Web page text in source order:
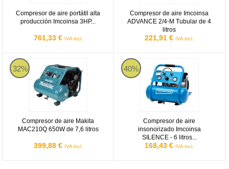
Compresor de aire portátil alta
producción Imcoinsa 3HP...
761,33 € IVA incl.
Compresor de aire Imcoinsa
ADVANCE 2/4-M Tubular de 4
litros
221,91 € IVA incl.
32%
Compresor de aire Makita
MAC210Q 650W de 7,6 litros
399,88 € IVA incl.
Compresor de aire Makita MAC210Q 650W de 7,6 litros
40%
Compresor de aire
insonorizado Imcoinsa
SILENCE - 6 litros...
168,43 € IVA incl.
Compresor de aire insonorizado